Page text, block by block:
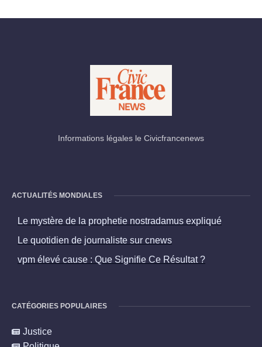
Informations légales le Civicfrancenews
ACTUALITÉS MONDIALES
Le mystère de la prophetie nostradamus expliqué
Le quotidien de journaliste sur cnews
vpm élevé cause : Que Signifie Ce Résultat ?
CATÉGORIES POPULAIRES
Justice